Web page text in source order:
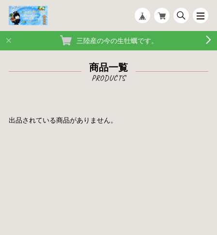
三陸産の今の生牡蠣です。
商品一覧
出品されている商品がありません。